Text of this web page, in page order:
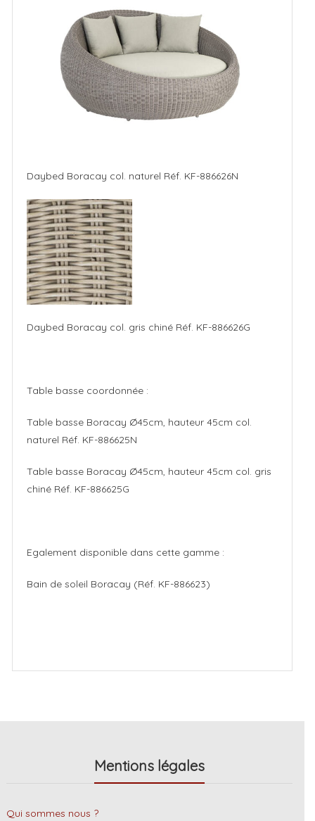
Daybed Boracay col. naturel Réf. KF-886626N
Daybed Boracay col. gris chiné Réf. KF-886626G
Table basse coordonnée :
Table basse Boracay Ø45cm, hauteur 45cm col.
naturel Réf. KF-886625N
Table basse Boracay Ø45cm, hauteur 45cm col. gris
chiné Réf. KF-886625G
Egalement disponible dans cette gamme :
Bain de soleil Boracay (Réf. KF-886623)
Mentions légales
Qui sommes nous ?